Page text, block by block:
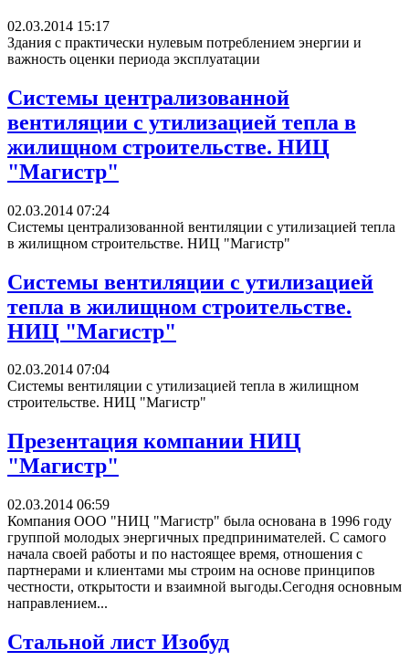
02.03.2014 15:17
Здания с практически нулевым потреблением энергии и
важность оценки периода эксплуатации
Системы централизованной
вентиляции с утилизацией тепла в
жилищном строительстве. НИЦ
"Магистр"
02.03.2014 07:24
Системы централизованной вентиляции с утилизацией тепла
в жилищном строительстве. НИЦ "Магистр"
Системы вентиляции с утилизацией
тепла в жилищном строительстве.
НИЦ "Магистр"
02.03.2014 07:04
Системы вентиляции с утилизацией тепла в жилищном
строительстве. НИЦ "Магистр"
Презентация компании НИЦ
"Магистр"
02.03.2014 06:59
Компания ООО "НИЦ "Магистр" была основана в 1996 году
группой молодых энергичных предпринимателей. С самого
начала своей работы и по настоящее время, отношения с
партнерами и клиентами мы строим на основе принципов
честности, открытости и взаимной выгоды.Сегодня основным
направлением...
Стальной лист Изобуд